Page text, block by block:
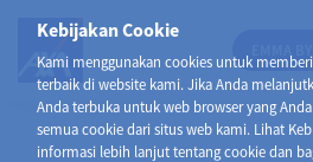
Kebijakan Cookie
Kami menggunakan cookies untuk
terbaik di website kami. Jika Anda
Anda terbuka untuk web browser yang
semua cookie dari situs web kami. Lihat
informasi lebih lanjut tentang cookie dan